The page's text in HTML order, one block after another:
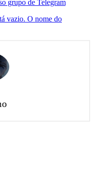
grupo de Telegram